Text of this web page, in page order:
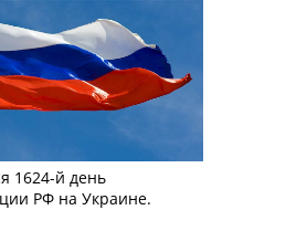
1624-й день
РФ на Украине.